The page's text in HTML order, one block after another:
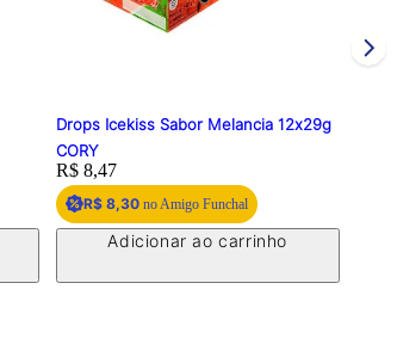
Drops Icekiss Sabor Melancia 12x29g
CORY
Price:
R$ 8,47
R$ 8,30no Amigo Funchal
Adicionar ao carrinho